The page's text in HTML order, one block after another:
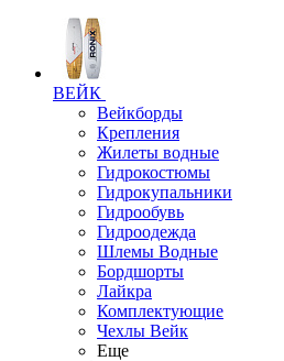
ВЕЙК
Вейкборды
Крепления
Жилеты водные
Гидрокостюмы
Гидрокупальники
Гидрообувь
Гидроодежда
Шлемы Водные
Бордшорты
Лайкра
Комплектующие
Чехлы Вейк
Еще